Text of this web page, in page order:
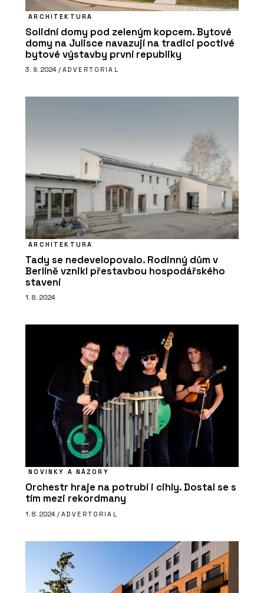
ARCHITEKTURA
Solidní domy pod zeleným kopcem. Bytové
domy na Julisce navazují na tradici poctivé
bytové výstavby první republiky
3. 9. 2024 / ADVERTORIAL
ARCHITEKTURA
Tady se nedevelopovalo. Rodinný dům v
Berlíně vznikl přestavbou hospodářského
stavení
1. 8. 2024
NOVINKY A NÁZORY
Orchestr hraje na potrubí i cihly. Dostal se s
tím mezi rekordmany
1. 8. 2024 / ADVERTORIAL